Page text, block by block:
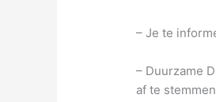
– Je te
– Duurzame
af te